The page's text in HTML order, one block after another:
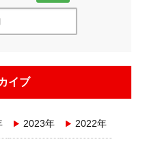
イブ
2023年 2022年